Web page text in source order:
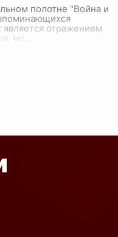
полотне "Война и
отражением
мо